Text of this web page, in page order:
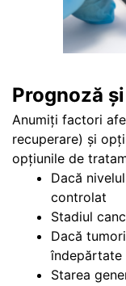
Prognoză
Anumiți factori
recuperare) și
opțiunile de
Dacă
controlat
Stadiul
Dacă
îndepărtate
Starea